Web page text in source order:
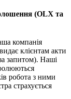
(OLX та
компанія
клієнтам акти
запитом). Наші
робота з ними
страхується